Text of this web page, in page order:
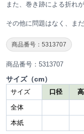
また、巻き跡による折れが
その他に問題はなく、ま
商品番号：5313707
商品番号：5313707
サイズ（cm）
サイズ 口径
全体
本紙